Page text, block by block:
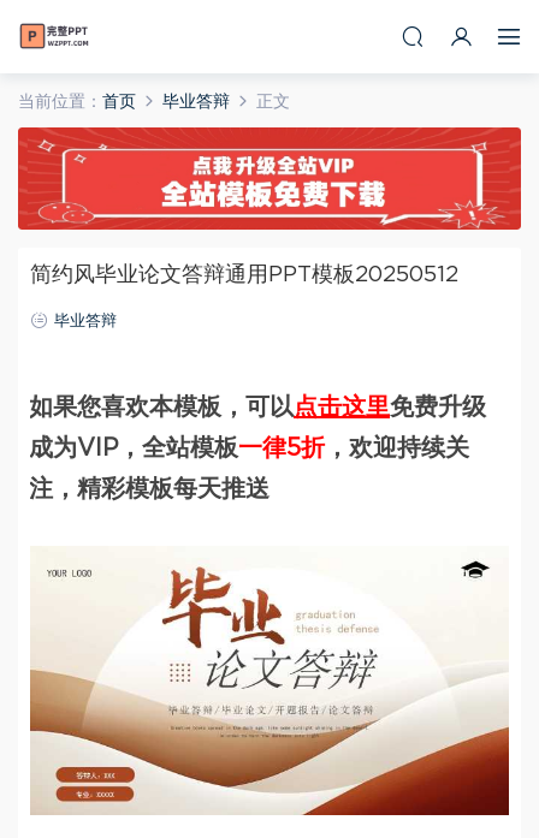
当前位置： 首页 毕业答辩 正文
简约风毕业论文答辩通用PPT模板20250512
毕业答辩
如果您喜欢本模板，可以点击这里免费升级
成为VIP，全站模板一律5折，欢迎持续关
注，精彩模板每天推送